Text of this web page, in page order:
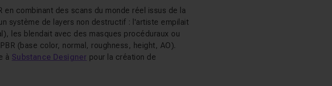
combinant des scans du monde réel issus de la
système de layers non destructif : l'artiste empilait
les blendait avec des masques procéduraux ou
(base color, normal, roughness, height, AO).
à Substance Designer pour la création de